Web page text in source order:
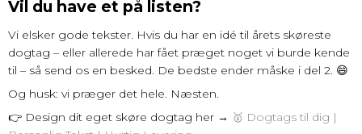
Vil du have et på listen?
Vi elsker gode tekster. Hvis du har en idé til årets skøreste
dogtag – eller allerede har fået præget noget vi burde kende
til – så send os en besked. De bedste ender måske i del 2. 😄
Og husk: vi præger det hele. Næsten.
👉 Design dit eget skøre dogtag her → 🥇 Dogtags til dig |